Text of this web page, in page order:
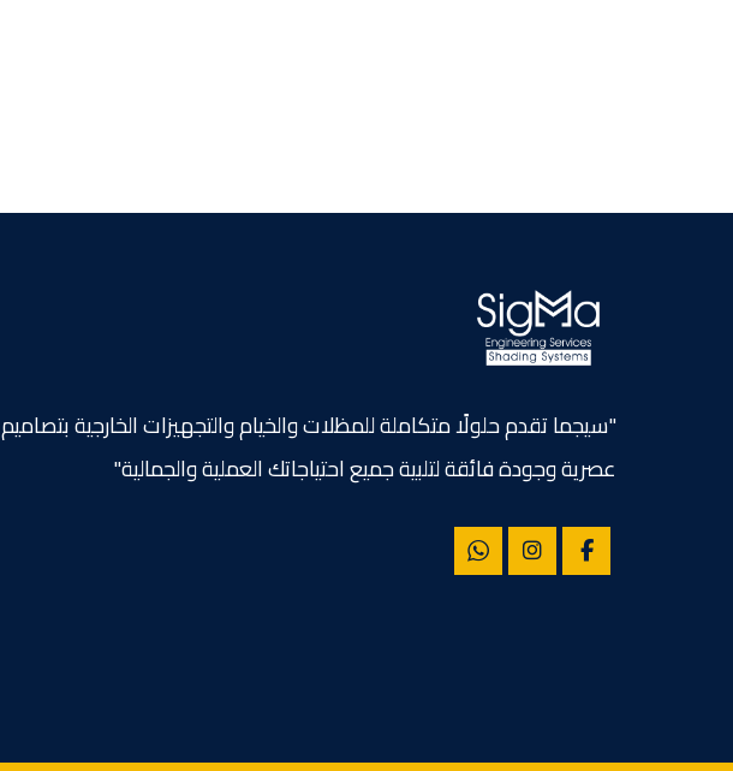
"سيجما تقدم حلولًا متكاملة للمظلات والخيام والتجهيزات الخارجية بتصاميم
عصرية وجودة فائقة لتلبية جميع احتياجاتك العملية والجمالية"